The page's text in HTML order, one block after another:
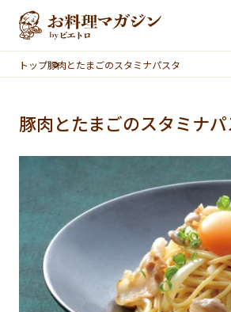
本文へスキップ
トップ豚肉とたまごのスタミナパスタ
豚肉とたまごのスタミナ